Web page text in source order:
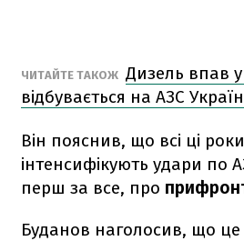
ЧИТАЙТЕ ТАКОЖ Дизель впав у
відбувається на АЗС
Він пояснив, що всі ці
інтенсифікують удари по
перш за все, про
Буданов наголосив, що